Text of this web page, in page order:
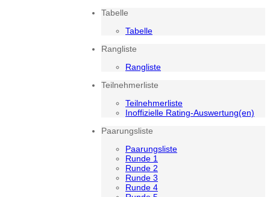
Tabelle
Tabelle
Rangliste
Rangliste
Teilnehmerliste
Teilnehmerliste
Inoffizielle Rating-Auswertung(en)
Paarungsliste
Paarungsliste
Runde 1
Runde 2
Runde 3
Runde 4